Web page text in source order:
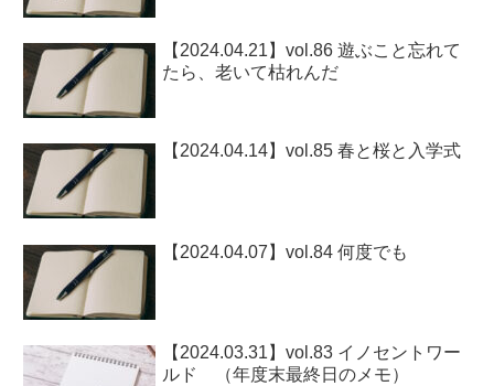
【2024.04.21】vol.86 遊ぶこと忘れて
たら、老いて枯れんだ
【2024.04.14】vol.85 春と桜と入学式
【2024.04.07】vol.84 何度でも
【2024.03.31】vol.83 イノセントワー
ルド （年度末最終日のメモ）